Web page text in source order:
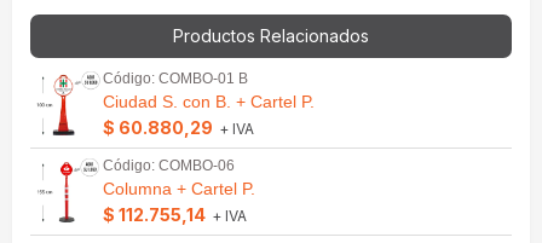
Productos Relacionados
Código: COMBO-01 B
Ciudad S. con B. + Cartel P.
$ 60.880,29 + IVA
Código: COMBO-06
Columna + Cartel P.
$ 112.755,14 + IVA